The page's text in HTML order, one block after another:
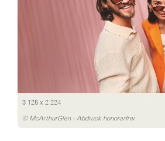
3 125 x 2 224
© McArthurGlen - Abdruck honorarfrei